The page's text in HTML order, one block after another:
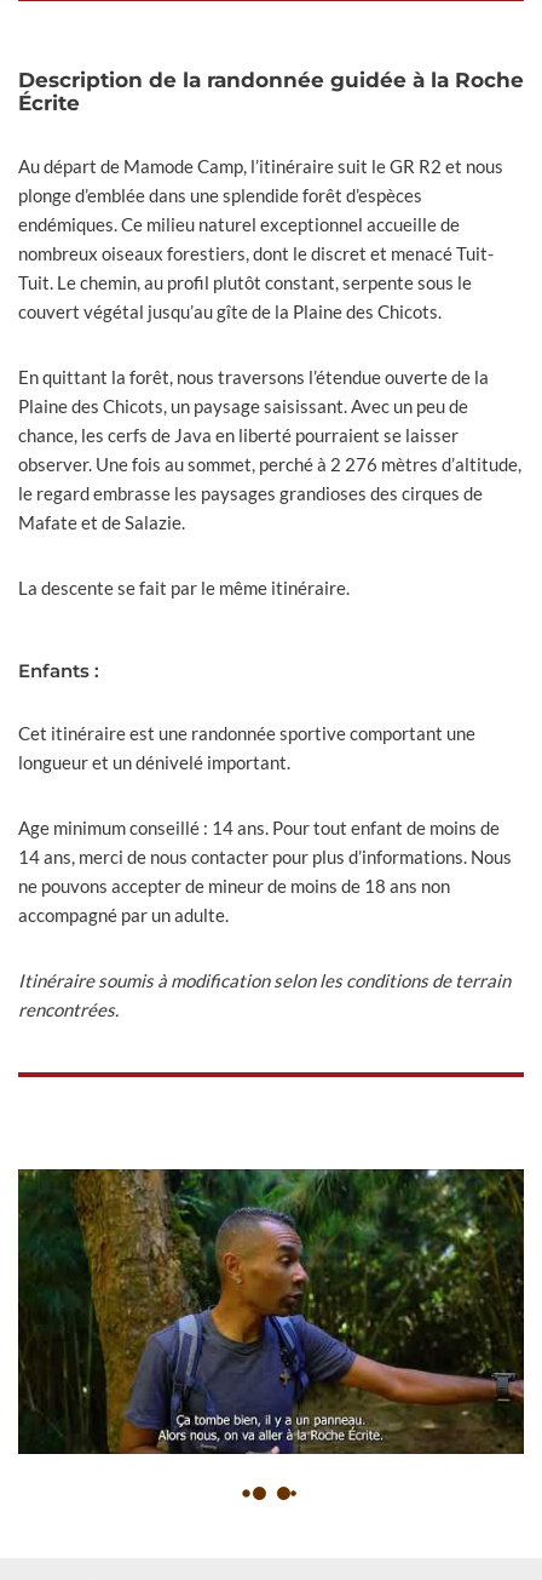
Description de la randonnée guidée à la Roche
Écrite
Au départ de Mamode Camp, l’itinéraire suit le GR R2 et nous
plonge d’emblée dans une splendide forêt d’espèces
endémiques. Ce milieu naturel exceptionnel accueille de
nombreux oiseaux forestiers, dont le discret et menacé Tuit-
Tuit. Le chemin, au profil plutôt constant, serpente sous le
couvert végétal jusqu’au gîte de la Plaine des Chicots.
En quittant la forêt, nous traversons l’étendue ouverte de la
Plaine des Chicots, un paysage saisissant. Avec un peu de
chance, les cerfs de Java en liberté pourraient se laisser
observer. Une fois au sommet, perché à 2 276 mètres d’altitude,
le regard embrasse les paysages grandioses des cirques de
Mafate et de Salazie.
La descente se fait par le même itinéraire.
Enfants :
Cet itinéraire est une randonnée sportive comportant une
longueur et un dénivelé important.
Age minimum conseillé : 14 ans. Pour tout enfant de moins de
14 ans, merci de nous contacter pour plus d’informations. Nous
ne pouvons accepter de mineur de moins de 18 ans non
accompagné par un adulte.
Itinéraire soumis à modification selon les conditions de terrain
rencontrées.